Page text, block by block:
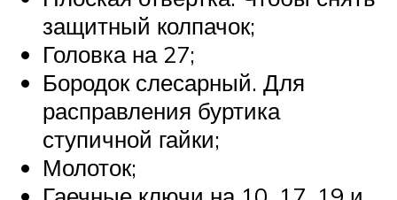
защитный колпачок;
Головка на 27;
Бородок слесарный. Для
расправления буртика
ступичной гайки;
Молоток;